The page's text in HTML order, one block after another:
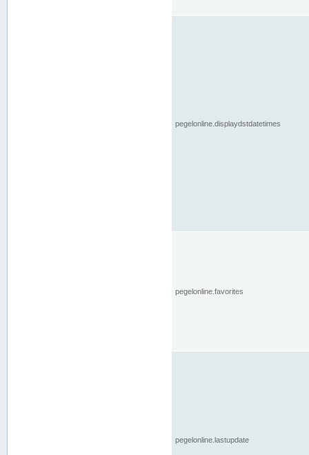
pegelonline.displaydstdatetimes
pegelonline.favorites
pegelonline.lastupdate